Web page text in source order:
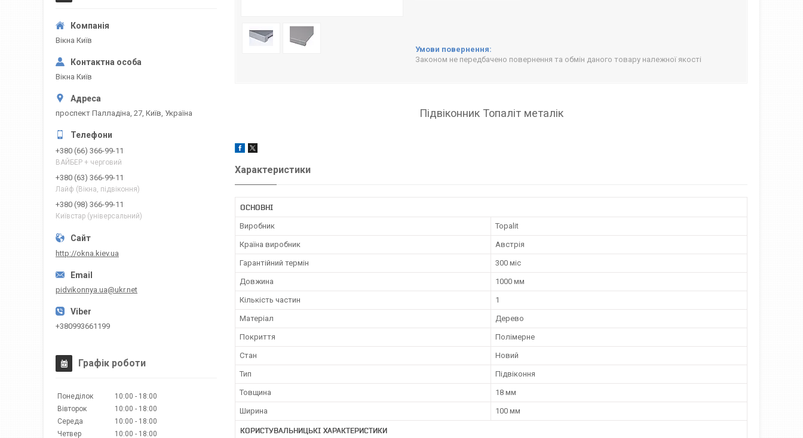
Законом не передбачено повернення та обмін даного товару належної якості
Підвіконник Топаліт металік
Характеристики
ОСНОВНІ
Виробник Topalit
Країна виробник Австрія
Гарантійний термін 300 міс
Довжина 1000 мм
Кількість частин 1
Матеріал Дерево
Покриття Полімерне
Стан Новий
Тип Підвіконня
Товщина 18 мм
Ширина 100 мм
КОРИСТУВАЛЬНИЦЬКІ ХАРАКТЕРИСТИКИ
Вікна Київ
Вікна Київ
проспект Палладіна, 27, Київ, Україна
+380 (66) 366-99-11
ВАЙБЕР + черговий
+380 (63) 366-99-11
Лайф (Вікна, підвіконня)
+380 (98) 366-99-11
Київстар (універсальний)
http://okna.kiev.ua
pidvikonnya.ua@ukr.net
+380993661199
Графік роботи
Понеділок 10:00
18:00
Вівторок
10:00
18:00
Середа
10:00
18:00
Четвер
10:00 18:00